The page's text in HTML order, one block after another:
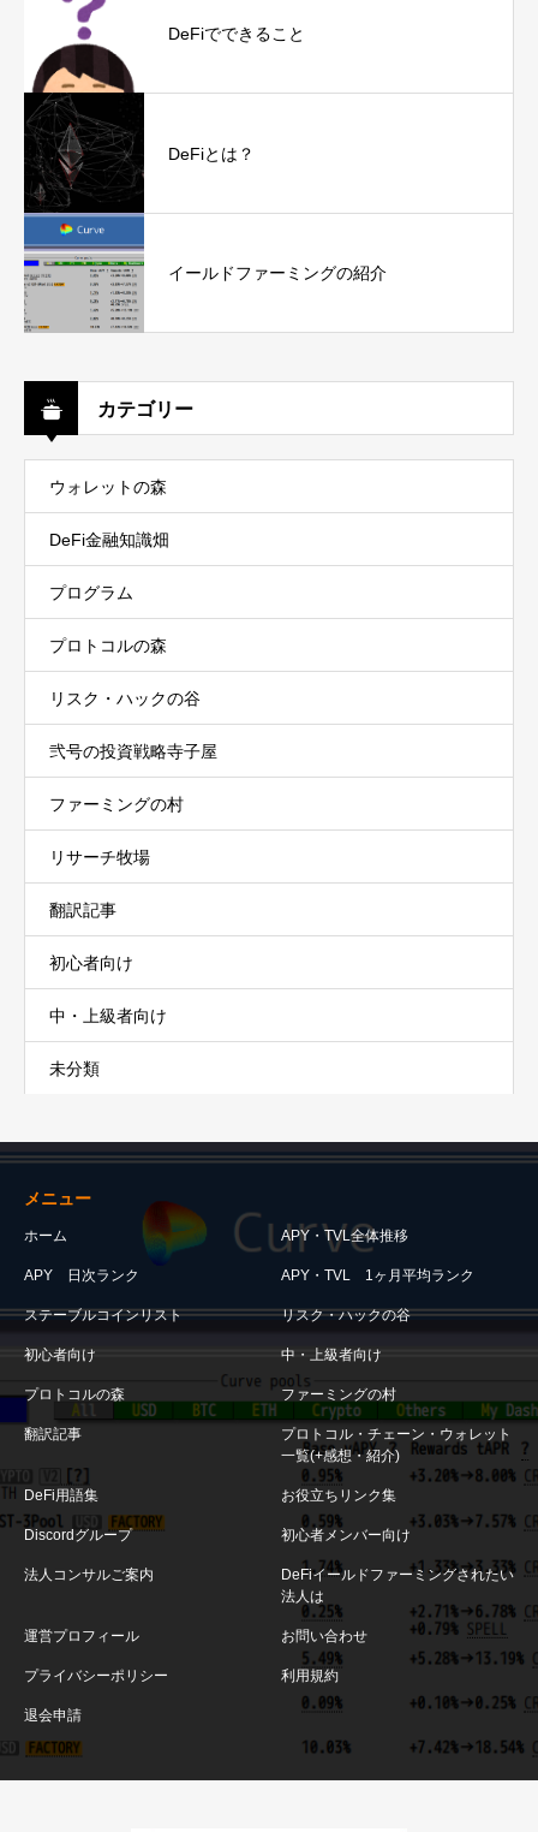
DeFiでできること
DeFiとは？
イールドファーミングの紹介
カテゴリー
ウォレットの森
DeFi金融知識畑
プログラム
プロトコルの森
リスク・ハックの谷
弐号の投資戦略寺子屋
ファーミングの村
リサーチ牧場
翻訳記事
初心者向け
中・上級者向け
未分類
メニュー
ホーム APY・TVL全体推移
APY 日次ランク APY・TVL 1ヶ月平均ランク
ステーブルコインリスト リスク・ハックの谷
初心者向け 中・上級者向け
プロトコルの森 ファーミングの村
翻訳記事
プロトコル・チェーン・ウォレット
一覧(+感想・紹介)
DeFi用語集 お役立ちリンク集
Discordグループ 初心者メンバー向け
法人コンサルご案内
DeFiイールドファーミングされたい
法人は
運営プロフィール お問い合わせ
プライバシーポリシー 利用規約
退会申請